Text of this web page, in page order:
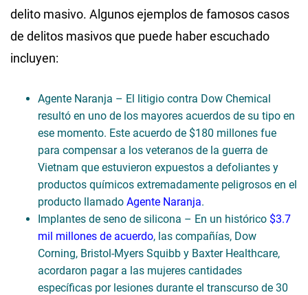
delito masivo. Algunos ejemplos de famosos casos
de delitos masivos que puede haber escuchado
incluyen:
Agente Naranja – El litigio contra Dow Chemical
resultó en uno de los mayores acuerdos de su tipo en
ese momento. Este acuerdo de $180 millones fue
para compensar a los veteranos de la guerra de
Vietnam que estuvieron expuestos a defoliantes y
productos químicos extremadamente peligrosos en el
producto llamado Agente Naranja.
Implantes de seno de silicona – En un histórico $3.7
mil millones de acuerdo, las compañías, Dow
Corning, Bristol-Myers Squibb y Baxter Healthcare,
acordaron pagar a las mujeres cantidades
específicas por lesiones durante el transcurso de 30